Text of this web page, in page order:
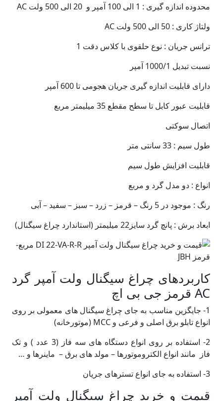
محدوده اندازه گیری : 1 الی 100 آمپر و 20 الی 500 ولت AC
ولتاژ کاری : 50 الی 500 ولت AC
ترانس جریان : نوع حلقوی با کلاس دقت 1
نسبت تبدیل 1000/1 آمپر
دارای قابلیت اندازه گیری جریان هجومی تا 600 آمپر
قابلیت عبور کابل تا سطح مقطع 35 میلیمتر مربع
اتصال سوکتی
طول سیم : 33 سانتی متر
قابلیت افزایش طول سیم
انواع : دو مدل گرد و مربع
رنگ : موجود در 5 رنگ – قرمز – زرد – سبز – سفید – آبی
ابعاد برش : پانچ گرد سایز22 میلیمتر (استاندارد چراغ سیگنال)
کاربردهای چراغ سیگنال ولت آمپر گرد
AC قرمز جی بی اچ
1- جایگزین مناسب به جای چراغ سیگنال های معمولی بر روی
انواع تابلو برق اصلی و فرعی و MCC (موتورخانه)
2- استفاده بر روی انواع دستگاه های سه فاز (3 عدد ) و تک
فاز مانند انواع الکتروموتورها – مولد های برق – ماینرها و …
3- استفاده به جای انواع تسترهای جریان
قیمت و خرید چراغ سیگنال ولت آمپر